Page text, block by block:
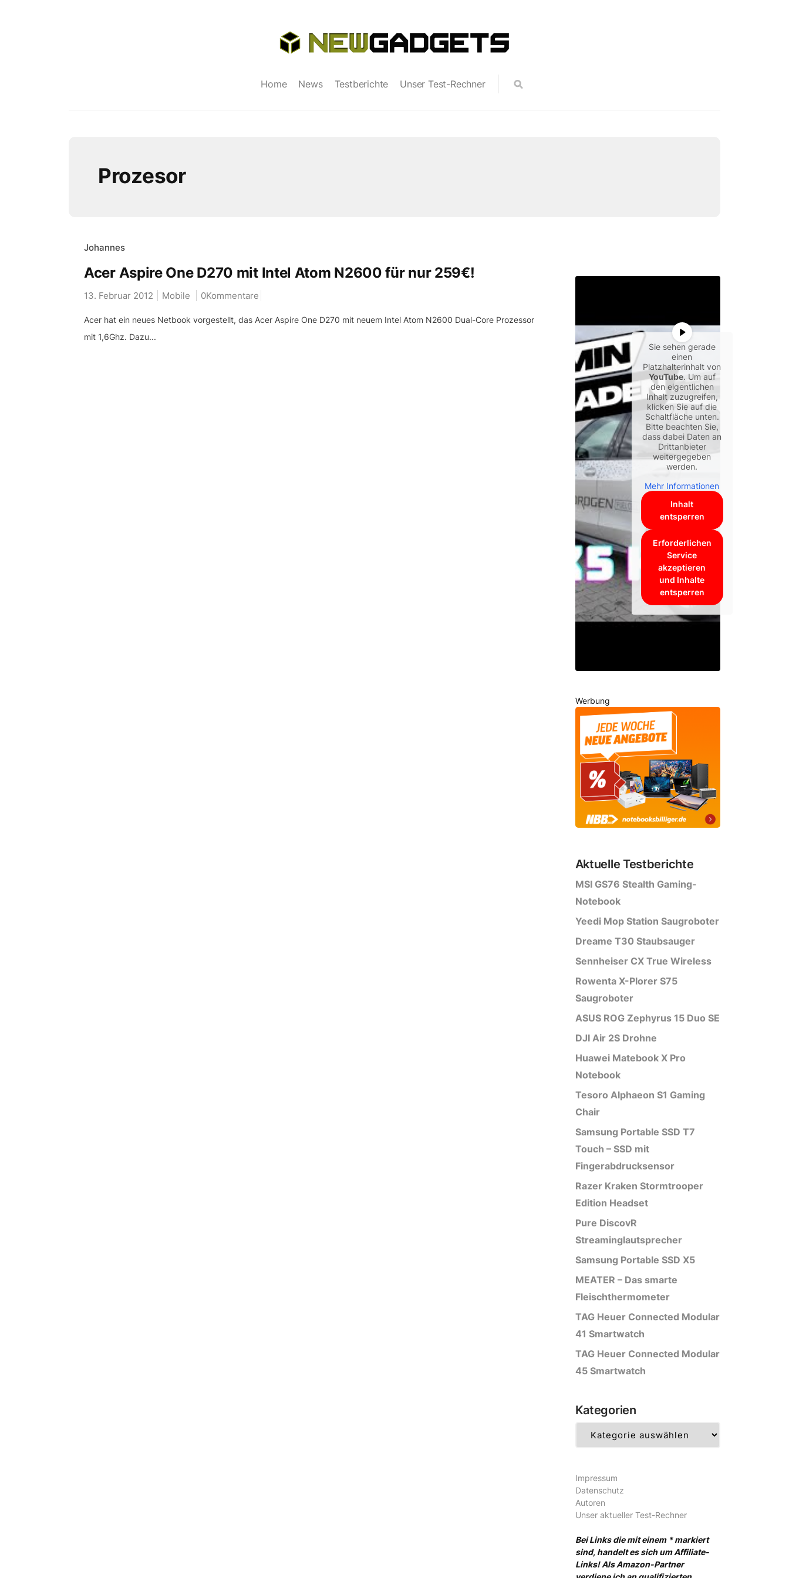
Home News Testberichte Unser Test-Rechner
Prozesor
Johannes
Acer Aspire One D270 mit Intel Atom N2600 für nur 259€!
13. Februar 2012 Mobile 0Kommentare
Acer hat ein neues Netbook vorgestellt, das Acer Aspire One D270 mit neuem Intel Atom N2600 Dual-Core Prozessor
mit 1,6Ghz. Dazu...
Sie sehen gerade
einen
Platzhalterinhalt von
YouTube. Um auf
den eigentlichen
Inhalt zuzugreifen,
klicken Sie auf die
Schaltfläche unten.
Bitte beachten Sie,
dass dabei Daten an
Drittanbieter
weitergegeben
werden.
Mehr Informationen
Inhalt
entsperren
Erforderlichen
Service
akzeptieren
und Inhalte
entsperren
Werbung
Aktuelle Testberichte
MSI GS76 Stealth Gaming-
Notebook
Yeedi Mop Station Saugroboter
Dreame T30 Staubsauger
Sennheiser CX True Wireless
Rowenta X-Plorer S75
Saugroboter
ASUS ROG Zephyrus 15 Duo SE
DJI Air 2S Drohne
Huawei Matebook X Pro
Notebook
Tesoro Alphaeon S1 Gaming
Chair
Samsung Portable SSD T7
Touch – SSD mit
Fingerabdrucksensor
Razer Kraken Stormtrooper
Edition Headset
Pure DiscovR
Streaminglautsprecher
Samsung Portable SSD X5
MEATER – Das smarte
Fleischthermometer
TAG Heuer Connected Modular
41 Smartwatch
TAG Heuer Connected Modular
45 Smartwatch
Kategorien
Impressum
Datenschutz
Autoren
Unser aktueller Test-Rechner
Bei Links die mit einem * markiert
sind, handelt es sich um Affiliate-
Links! Als Amazon-Partner